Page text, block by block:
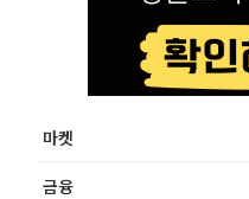
마켓
금융